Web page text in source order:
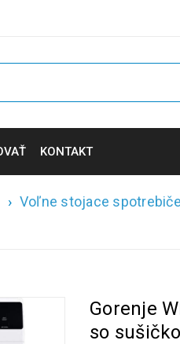
KONTAKT
› Voľne stojace spotrebiče
Gorenje
so